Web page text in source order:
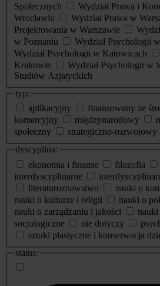
Społecznych
Wydział Prawa i
Wrocławiu
Wydział Prawa w
Projektowania w Warszawie
w Poznaniu
Wydział Psychologii
Wydział Psychologii w Katowicach
Krakowie
Wydział Psychologii w
Studiów Azjatyckich
typ:
aplikacyjny
finansowany ze
komercyjny
międzynarodowy
społeczny
strategiczno-rozwojowy
dyscyplina:
ekonomia i finanse
filozofia
interdyscyplinarne
literaturoznawstwo
nauki o
nauki o kulturze i religii
nauki o
nauki o zarządzaniu i jakości
socjologiczne
nie dotyczy
sztuki plastyczne i konserwacja
status: